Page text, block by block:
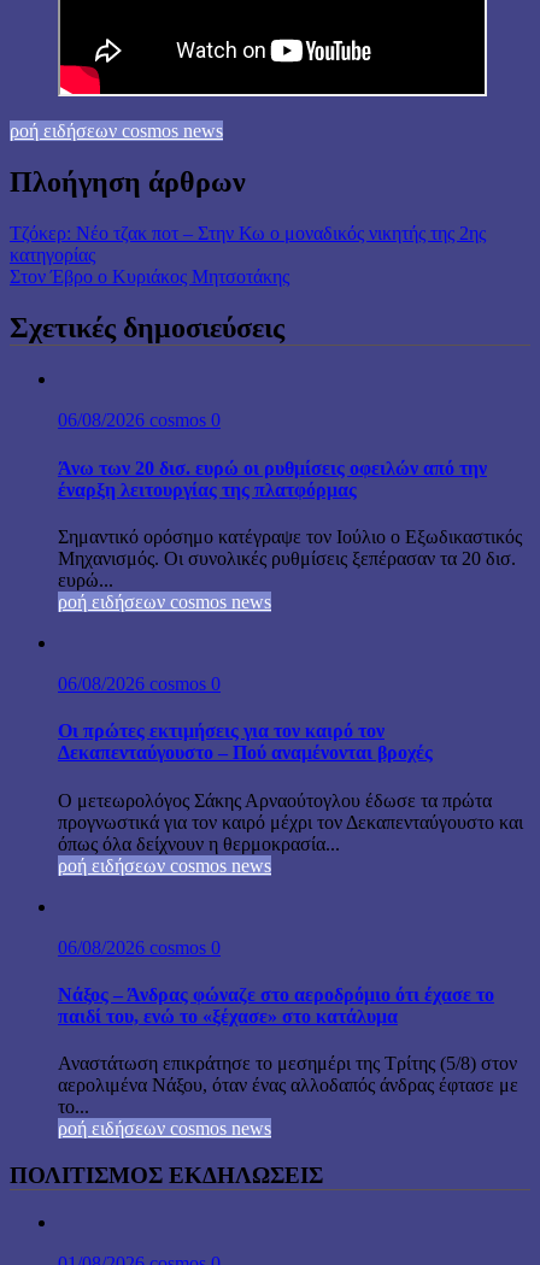
ροή ειδήσεων cosmos news
Πλοήγηση άρθρων
Τζόκερ: Νέο τζακ ποτ – Στην Κω ο μοναδικός νικητής της 2ης
κατηγορίας
Στον Έβρο ο Κυριάκος Μητσοτάκης
Σχετικές δημοσιεύσεις
06/08/2026 cosmos 0
Άνω των 20 δισ. ευρώ οι ρυθμίσεις οφειλών από την
έναρξη λειτουργίας της πλατφόρμας
Σημαντικό ορόσημο κατέγραψε τον Ιούλιο ο Εξωδικαστικός
Μηχανισμός. Οι συνολικές ρυθμίσεις ξεπέρασαν τα 20 δισ.
ευρώ...
ροή ειδήσεων cosmos news
06/08/2026 cosmos 0
Οι πρώτες εκτιμήσεις για τον καιρό τον
Δεκαπενταύγουστο – Πού αναμένονται βροχές
Ο μετεωρολόγος Σάκης Αρναούτογλου έδωσε τα πρώτα
προγνωστικά για τον καιρό μέχρι τον Δεκαπενταύγουστο και
όπως όλα δείχνουν η θερμοκρασία...
ροή ειδήσεων cosmos news
06/08/2026 cosmos 0
Νάξος – Άνδρας φώναζε στο αεροδρόμιο ότι έχασε το
παιδί του, ενώ το «ξέχασε» στο κατάλυμα
Αναστάτωση επικράτησε το μεσημέρι της Τρίτης (5/8) στον
αερολιμένα Νάξου, όταν ένας αλλοδαπός άνδρας έφτασε με
το...
ροή ειδήσεων cosmos news
ΠΟΛΙΤΙΣΜΟΣ ΕΚΔΗΛΩΣΕΙΣ